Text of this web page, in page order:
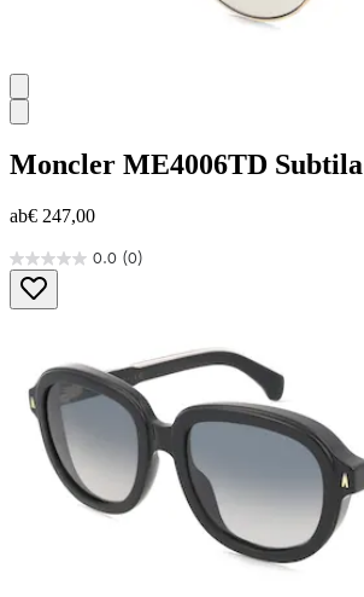
Moncler ME4006TD Subtila
ab€ 247,00
0.0 (0)
0.0
von
5